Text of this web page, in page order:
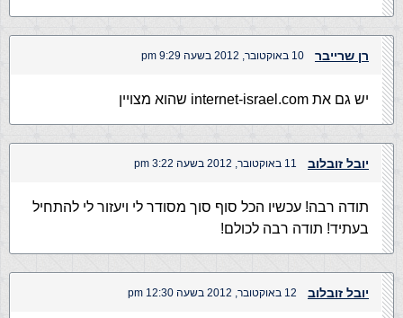
רן שרייבר 10 באוקטובר, 2012 בשעה 9:29 pm
יש גם את internet-israel.com שהוא מצויין
יובל זובלוב 11 באוקטובר, 2012 בשעה 3:22 pm
תודה רבה! עכשיו הכל סוף סוך מסודר לי ויעזור לי להתחיל
בעתיד! תודה רבה לכולם!
יובל זובלוב 12 באוקטובר, 2012 בשעה 12:30 pm